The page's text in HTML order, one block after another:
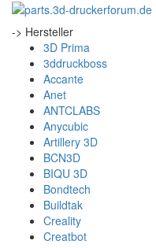
-> Hersteller
3D Prima
3ddruckboss
Accante
Anet
ANTCLABS
Anycubic
Artillery 3D
BCN3D
BIQU 3D
Bondtech
Buildtak
Creality
Creatbot